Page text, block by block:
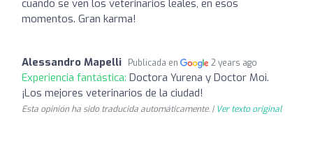
cuando se ven los veterinarios leales, en esos
momentos. Gran karma!
Alessandro Mapelli Publicada en 2 years ago
Experiencia fantástica: Doctora Yurena y Doctor Moi.
¡Los mejores veterinarios de la ciudad!
Esta opinión ha sido traducida automáticamente. | Ver texto original